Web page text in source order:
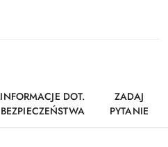
INFORMACJE DOT.
BEZPIECZEŃSTWA
ZADAJ
PYTANIE